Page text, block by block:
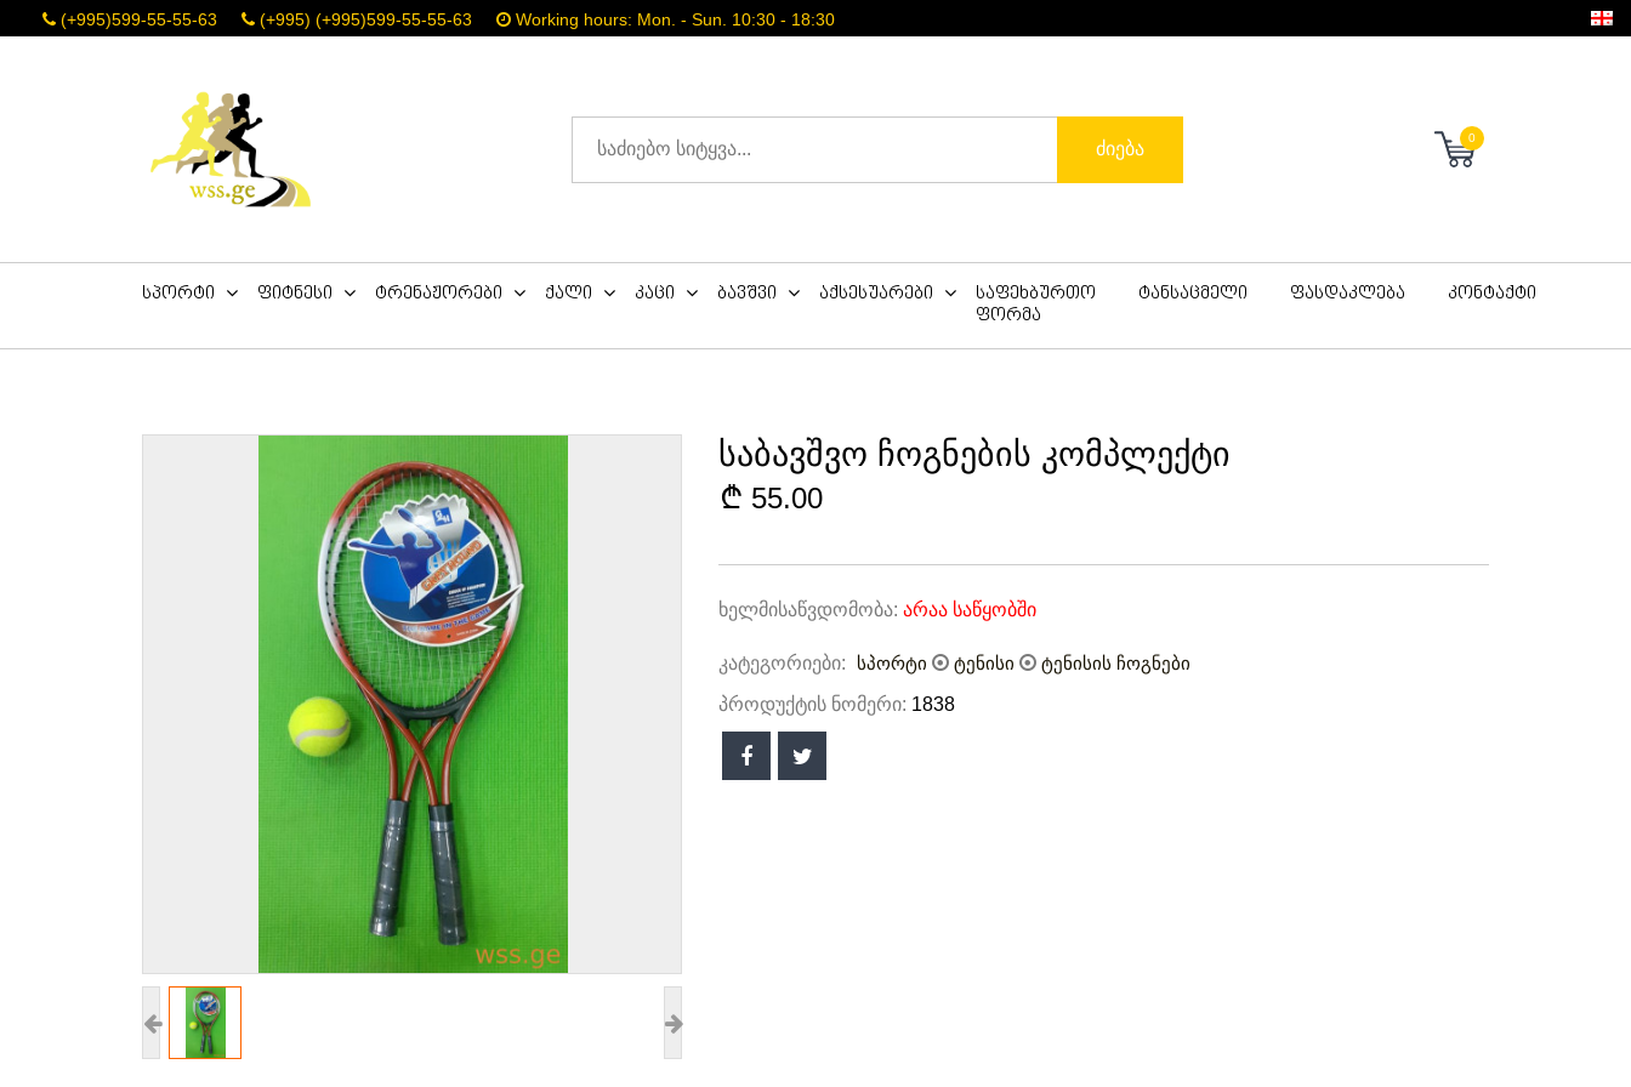
(+995)599-55-55-63 (+995) (+995)599-55-55-63 Working hours: Mon. - Sun. 10:30 - 18:30
ძიება
0
სპორტი ფიტნესი ტრენაჟორები ქალი კაცი ბავშვი აქსესუარები
საფეხბურთო
ფორმა
ტანსაცმელი ფასდაკლება კონტაქტი
საბავშვო ჩოგნების კომპლექტი
55.00
ხელმისაწვდომობა: არაა საწყობში
კატეგორიები: სპორტი ტენისი
ტენისის ჩოგნები
პროდუქტის ნომერი: 1838